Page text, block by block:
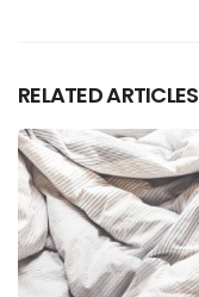
RELATED ARTICLES